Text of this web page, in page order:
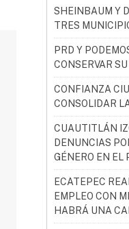
SHEINBAUM Y
TRES
PRD Y
CONSERVAR
CONFIANZA
CONSOLIDAR
CUAUTITLÁN
DENUNCIAS
GÉNERO EN EL
ECATEPEC
EMPLEO CON
HABRÁ UNA